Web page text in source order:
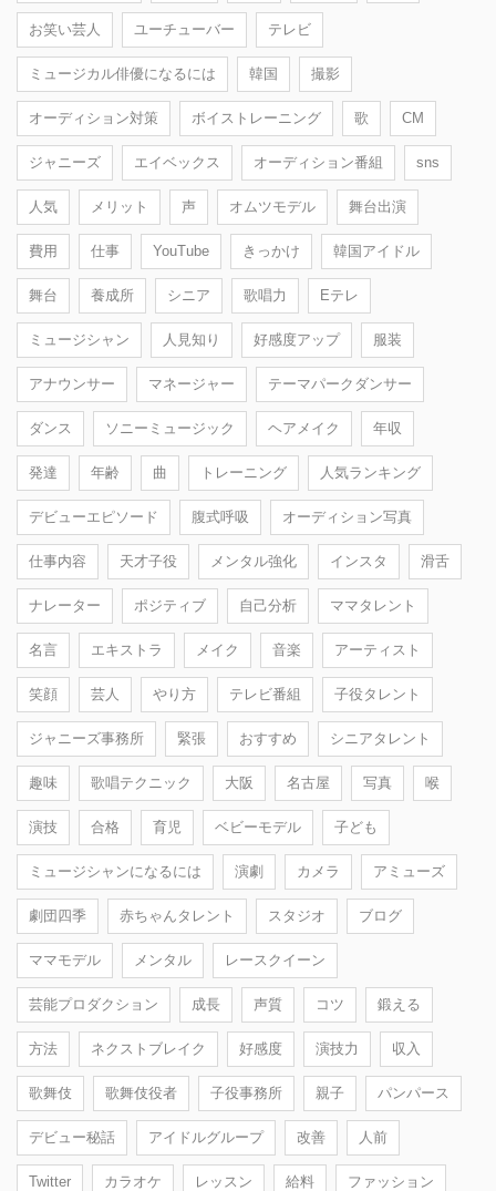
お笑い芸人 ユーチューバー テレビ
ミュージカル俳優になるには 韓国 撮影
オーディション対策 ボイストレーニング 歌 CM
ジャニーズ エイベックス オーディション番組 sns
人気 メリット 声 オムツモデル 舞台出演
費用 仕事 YouTube きっかけ 韓国アイドル
舞台 養成所 シニア 歌唱力 Eテレ
ミュージシャン 人見知り 好感度アップ 服装
アナウンサー マネージャー テーマパークダンサー
ダンス ソニーミュージック ヘアメイク 年収
発達 年齢 曲 トレーニング 人気ランキング
デビューエピソード 腹式呼吸 オーディション写真
仕事内容 天才子役 メンタル強化 インスタ 滑舌
ナレーター ポジティブ 自己分析 ママタレント
名言 エキストラ メイク 音楽 アーティスト
笑顔 芸人 やり方 テレビ番組 子役タレント
ジャニーズ事務所 緊張 おすすめ シニアタレント
趣味 歌唱テクニック 大阪 名古屋 写真 喉
演技 合格 育児 ベビーモデル 子ども
ミュージシャンになるには 演劇 カメラ アミューズ
劇団四季 赤ちゃんタレント スタジオ ブログ
ママモデル メンタル レースクイーン
芸能プロダクション 成長 声質 コツ 鍛える
方法 ネクストブレイク 好感度 演技力 収入
歌舞伎 歌舞伎役者 子役事務所 親子 パンパース
デビュー秘話 アイドルグループ 改善 人前
Twitter カラオケ レッスン 給料 ファッション